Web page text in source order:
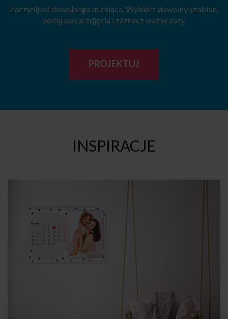
Zaczynij od dowolnego miesiąca. Wybierz dowolny szablon,
dodaj swoje zdjęcia i zaznacz ważne daty.
PROJEKTUJ
INSPIRACJE